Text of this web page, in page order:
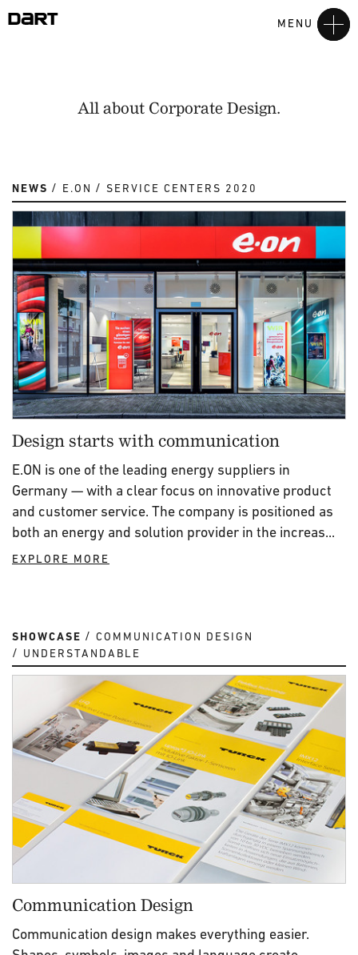
MENU
All about Corporate Design.
NEWS E.ON SERVICE CENTERS 2020
Design starts with communication
E.ON is one of the leading energy suppliers in
Germany — with a clear focus on innovative product
and customer service. The company is positioned as
both an energy and solution provider in the increas...
EXPLORE MORE
SHOWCASE
COMMUNICATION DESIGN
UNDERSTANDABLE
Communication Design
Communication design makes everything easier.